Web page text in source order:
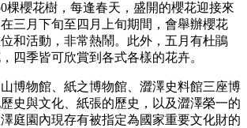
棵櫻花樹，每逢春天，盛開的櫻花迎接來
三月下旬至四月上旬期間，會舉辦櫻花
和活動，非常熱鬧。此外，五月有杜鵑
四季皆可欣賞到各式各樣的花卉。
博物館、紙之博物館、澀澤史料館三座博
史與文化、紙張的歷史，以及澀澤榮一的
庭園內現存有被指定為國家重要文化財的